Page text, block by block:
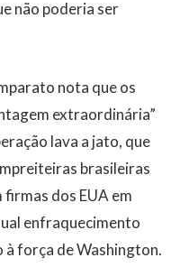
não poderia ser
nota que os
extraordinária”
lava a jato, que
brasileiras
dos EUA em
enfraquecimento
à força de Washington.